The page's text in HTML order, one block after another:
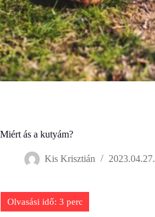
Miért ás a kutyám?
Kis Krisztián 2023.04.27.